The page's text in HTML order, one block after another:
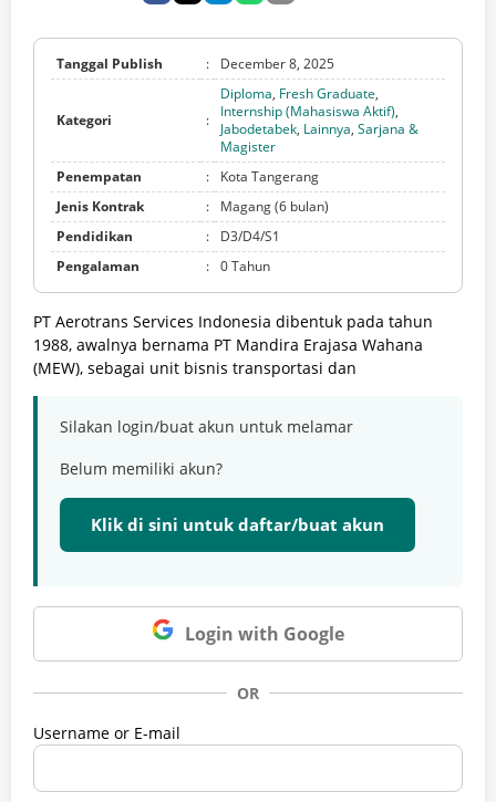
Tanggal Publish : December 8, 2025
Kategori :
Diploma, Fresh Graduate,
Internship (Mahasiswa Aktif),
Jabodetabek, Lainnya, Sarjana &
Magister
Penempatan
:
Kota Tangerang
Jenis Kontrak
:
Magang (6 bulan)
Pendidikan
:
D3/D4/S1
Pengalaman
: 0 Tahun
PT Aerotrans Services Indonesia dibentuk pada tahun
1988, awalnya bernama PT Mandira Erajasa Wahana
(MEW), sebagai unit bisnis transportasi dan
Silakan login/buat akun untuk melamar
Belum memiliki akun?
Klik di sini untuk daftar/buat akun
Login with Google
OR
Username or E-mail